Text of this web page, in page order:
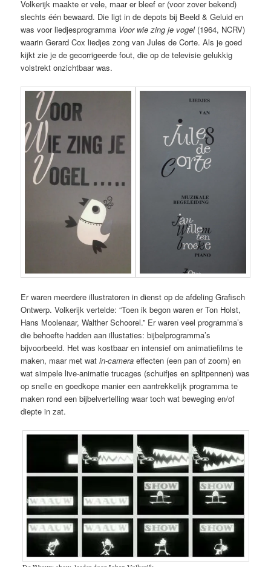
Volkerijk maakte er vele, maar er bleef er (voor zover bekend)
slechts één bewaard. Die ligt in de depots bij Beeld & Geluid en
was voor liedjesprogramma Voor wie zing je vogel(1964, NCRV)
waarin Gerard Cox liedjes zong van Jules de Corte. Als je goed
kijkt zie je de gecorrigeerde fout, die op de televisie gelukkig
volstrekt onzichtbaar was.
Er waren meerdere illustratoren in dienst op de afdeling Grafisch
Ontwerp. Volkerijk vertelde: “Toen ik begon waren er Ton Holst,
Hans Moolenaar, Walther Schoorel.” Er waren veel programma’s
die behoefte hadden aan illustaties: bijbelprogramma’s
bijvoorbeeld. Het was kostbaar en intensief om animatiefilms te
maken, maar met watin-cameraeffecten (een pan of zoom) en
wat simpele live-animatie trucages (schuifjes en splitpennen) was
op snelle en goedkope manier een aantrekkelijk programma te
maken rond een bijbelvertelling waar toch wat beweging en/of
diepte in zat.